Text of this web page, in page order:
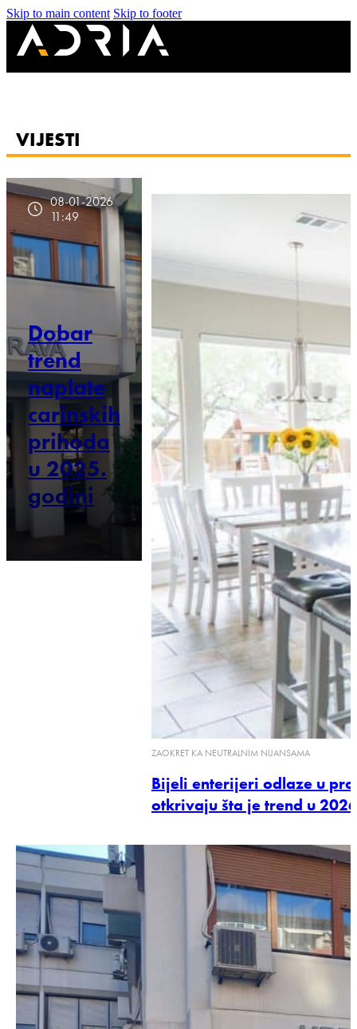
Skip to main content Skip to footer
VIJESTI
08-01-2026
11:49
Dobar
trend
naplate
carinskih
prihoda
u 2025.
godini
ZAOKRET KA NEUTRALNIM NIJANSAMA
Bijeli enterijeri odlaze u
otkrivaju šta je trend u